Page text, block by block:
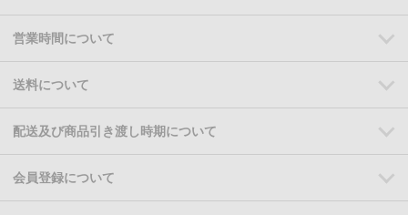
営業時間について
送料について
配送及び商品引き渡し時期について
会員登録について